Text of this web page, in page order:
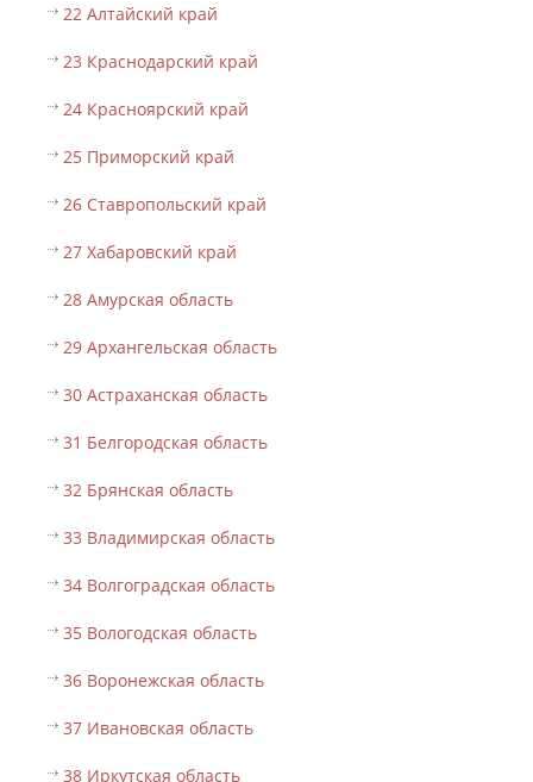
22 Алтайский край
23 Краснодарский край
24 Красноярский край
25 Приморский край
26 Ставропольский край
27 Хабаровский край
28 Амурская область
29 Архангельская область
30 Астраханская область
31 Белгородская область
32 Брянская область
33 Владимирская область
34 Волгоградская область
35 Вологодская область
36 Воронежская область
37 Ивановская область
38 Иркутская область